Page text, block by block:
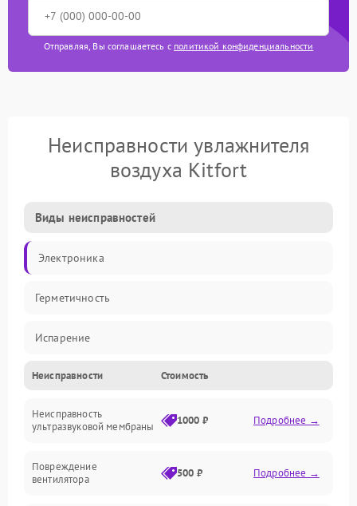
Отправляя, Вы соглашаетесь с политикой конфиденциальности
Неисправности увлажнителя
воздуха Kitfort
Виды неисправностей
Электроника
Герметичность
Испарение
Водяной тракт
Механические повреждения
Неисправности Стоимость
Неисправность
ультразвуковой мембраны
1000 ₽ Подробнее →
Повреждение
вентилятора
500 ₽ Подробнее →